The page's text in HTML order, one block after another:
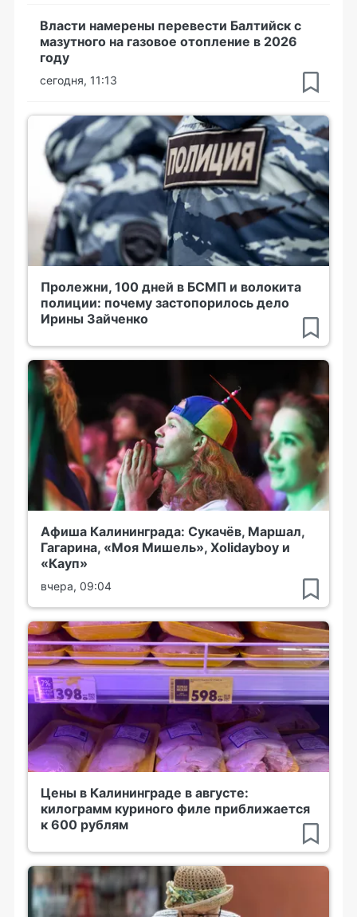
Власти намерены перевести Балтийск с
мазутного на газовое отопление в 2026
году
сегодня, 11:13
Пролежни, 100 дней в БСМП и волокита
полиции: почему застопорилось дело
Ирины Зайченко
Афиша Калининграда: Сукачёв, Маршал,
Гагарина, «Моя Мишель», Xolidayboy и
«Кауп»
вчера, 09:04
Цены в Калининграде в августе:
килограмм куриного филе приближается
к 600 рублям